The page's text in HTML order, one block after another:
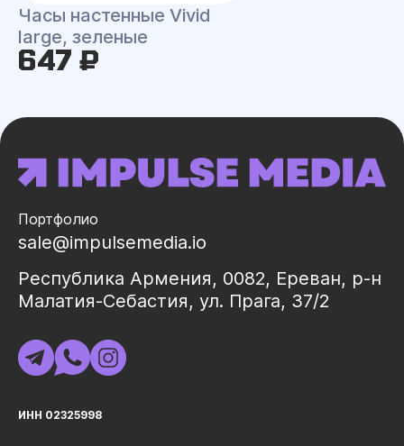
Часы настенные Vivid
large, зеленые
647 ₽
Портфолио
sale@impulsemedia.io
Республика Армения, 0082, Ереван, р-н
Малатия-Себастия, ул. Прага, 37/2
ИНН 02325998